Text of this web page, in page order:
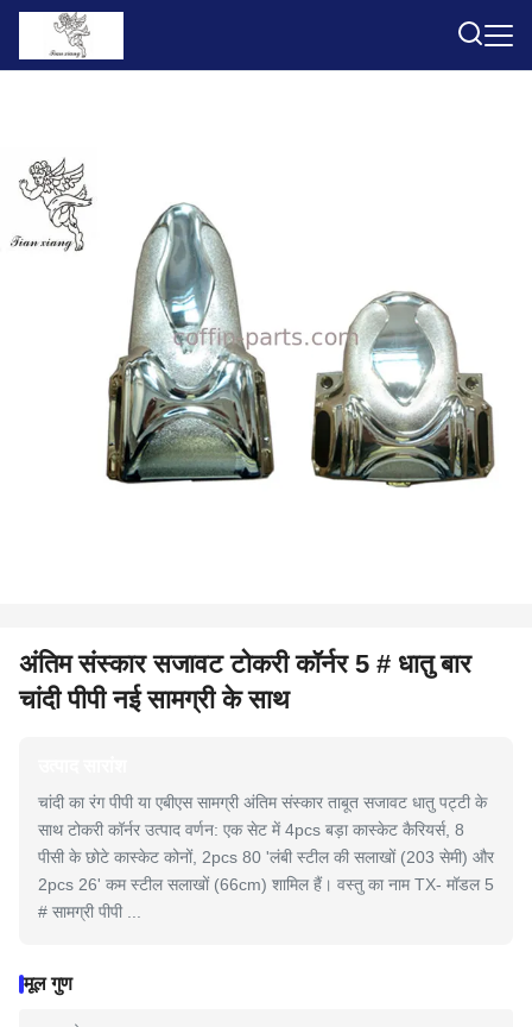
अंतिम संस्कार सजावट टोकरी कॉर्नर 5 # धातु बार
चांदी पीपी नई सामग्री के साथ
चांदी का रंग पीपी या एबीएस सामग्री अंतिम संस्कार ताबूत सजावट धातु पट्टी के
साथ टोकरी कॉर्नर उत्पाद वर्णन: एक सेट में 4pcs बड़ा कास्केट कैरियर्स, 8
पीसी के छोटे कास्केट कोनों, 2pcs 80 'लंबी स्टील की सलाखों (203 सेमी) और
2pcs 26' कम स्टील सलाखों (66cm) शामिल हैं। वस्तु का नाम TX- मॉडल 5
# सामग्री पीपी ...
मूल गुण